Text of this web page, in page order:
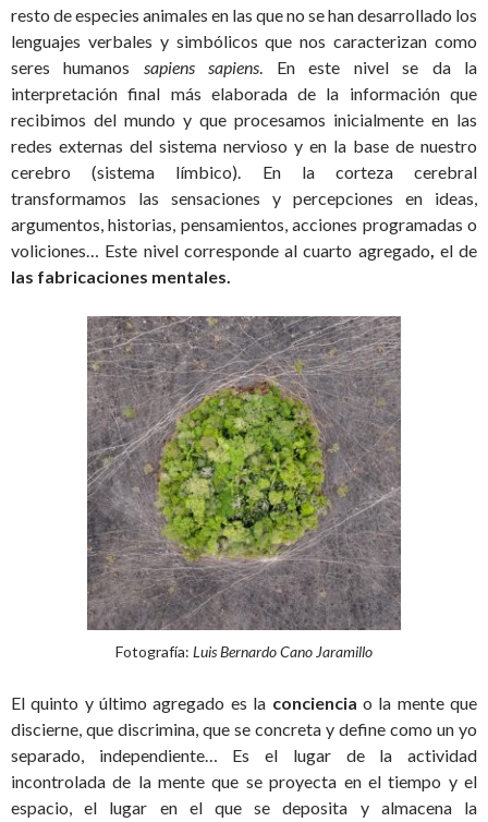
resto de especies animales en las que no se han desarrollado los
lenguajes verbales y simbólicos que nos caracterizan como
seres humanos sapiens sapiens. En este nivel se da la
interpretación final más elaborada de la información que
recibimos del mundo y que procesamos inicialmente en las
redes externas del sistema nervioso y en la base de nuestro
cerebro (sistema límbico). En la corteza cerebral
transformamos las sensaciones y percepciones en ideas,
argumentos, historias, pensamientos, acciones programadas o
voliciones… Este nivel corresponde al cuarto agregado, el de
las fabricaciones mentales.
Fotografía: Luis Bernardo Cano Jaramillo
El quinto y último agregado es la conciencia o la mente que
discierne, que discrimina, que se concreta y define como un yo
separado, independiente… Es el lugar de la actividad
incontrolada de la mente que se proyecta en el tiempo y el
espacio, el lugar en el que se deposita y almacena la